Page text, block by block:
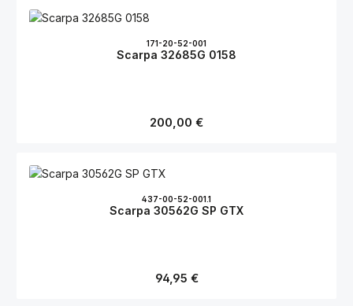
171-20-52-001
Scarpa 32685G 0158
Regulärer Preis:
200,00 €
437-00-52-001.1
Scarpa 30562G SP GTX
Regulärer Preis:
94,95 €